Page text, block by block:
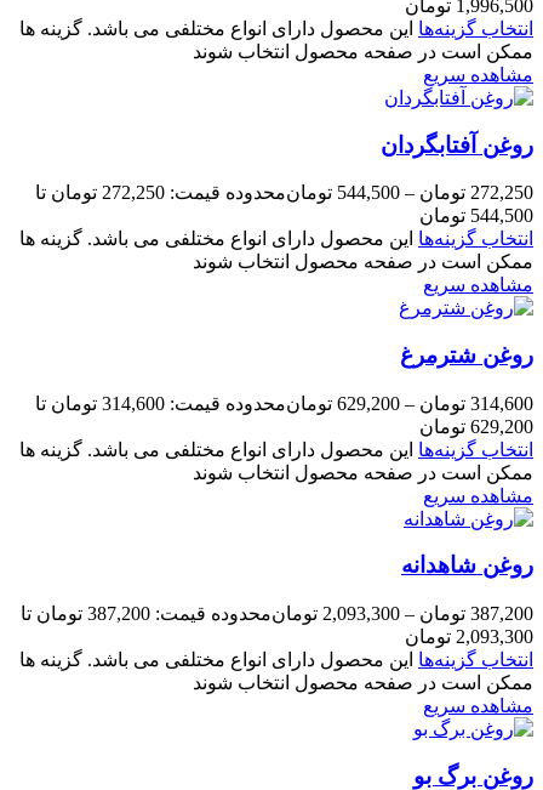
1,996,500 تومان
انتخاب گزینه‌ها این محصول دارای انواع مختلفی می باشد. گزینه ها
ممکن است در صفحه محصول انتخاب شوند
مشاهده سریع
روغن آفتابگردان
272,250 تومان –
544,500 تومان
محدوده قیمت: 272,250 تومان تا
544,500 تومان
انتخاب گزینه‌ها این محصول دارای انواع مختلفی می باشد. گزینه ها
ممکن است در صفحه محصول انتخاب شوند
مشاهده سریع
روغن شترمرغ
314,600 تومان –
629,200 تومان
محدوده قیمت: 314,600 تومان تا
629,200 تومان
انتخاب گزینه‌ها این محصول دارای انواع مختلفی می باشد. گزینه ها
ممکن است در صفحه محصول انتخاب شوند
مشاهده سریع
روغن شاهدانه
387,200 تومان –
2,093,300 تومان
محدوده قیمت: 387,200 تومان تا
2,093,300 تومان
انتخاب گزینه‌ها این محصول دارای انواع مختلفی می باشد. گزینه ها
ممکن است در صفحه محصول انتخاب شوند
مشاهده سریع
روغن برگ بو